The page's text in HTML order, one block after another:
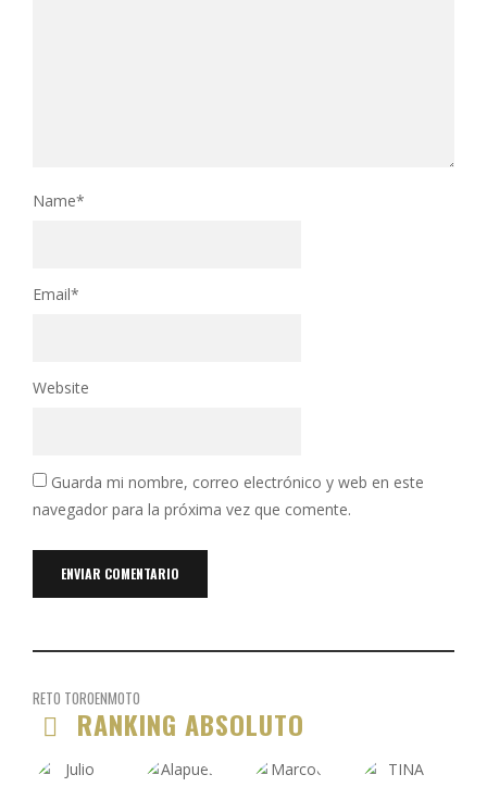
Name*
Email*
Website
Guarda mi nombre, correo electrónico y web en este
navegador para la próxima vez que comente.
RETO TOROENMOTO
RANKING ABSOLUTO